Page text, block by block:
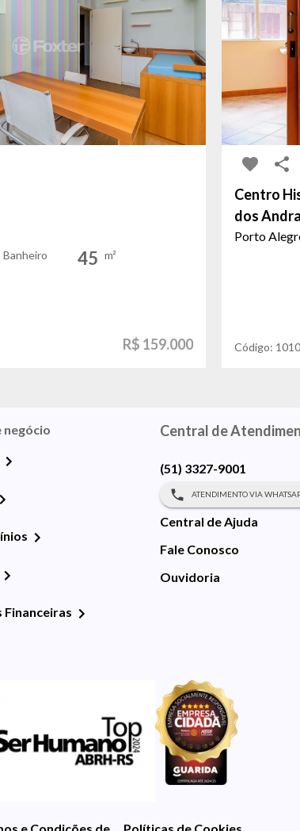
Banheiro 45 m²
R$ 159.000
Centro
dos
Porto
Código:
negócio
Financeiras
Central de
(51) 3327-9001
ATENDIMENTO VIA
Central de Ajuda
Fale Conosco
Ouvidoria
e Condições de UsoPolíticas de Cookies